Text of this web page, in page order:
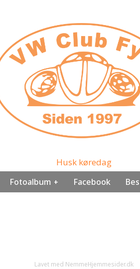
Husk køredag
Fotoalbum Facebook
Lavet med NemmeHjemmesider.dk